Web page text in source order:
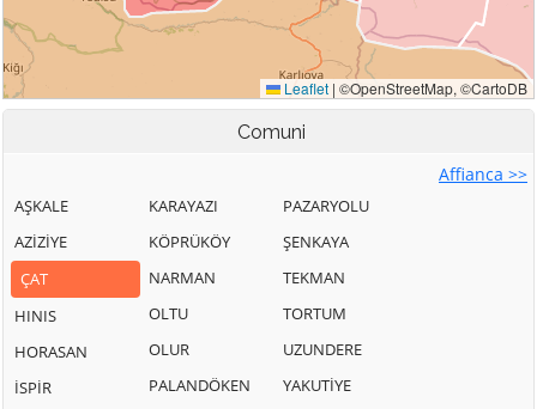
Comuni
Affianca >>
AŞKALE
AZİZİYE
ÇAT
HINIS
HORASAN
İSPİR
KARAYAZI
KÖPRÜKÖY
NARMAN
OLTU
OLUR
PALANDÖKEN
PAZARYOLU
ŞENKAYA
TEKMAN
TORTUM
UZUNDERE
YAKUTİYE